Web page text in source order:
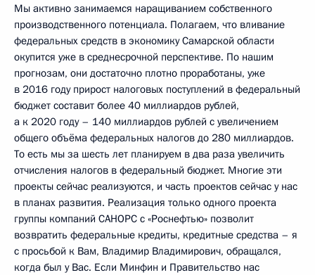
Мы активно занимаемся наращиванием собственного
производственного потенциала. Полагаем, что вливание
федеральных средств в экономику Самарской области
окупится уже в среднесрочной перспективе. По нашим
прогнозам, они достаточно плотно проработаны, уже
в 2016 году прирост налоговых поступлений в федеральный
бюджет составит более 40 миллиардов рублей,
а к 2020 году – 140 миллиардов рублей с увеличением
общего объёма федеральных налогов до 280 миллиардов.
То есть мы за шесть лет планируем в два раза увеличить
отчисления налогов в федеральный бюджет. Многие эти
проекты сейчас реализуются, и часть проектов сейчас у нас
в планах развития. Реализация только одного проекта
группы компаний САНОРС с «Роснефтью» позволит
возвратить федеральные кредиты, кредитные средства – я
с просьбой к Вам, Владимир Владимирович, обращался,
когда был у Вас. Если Минфин и Правительство нас